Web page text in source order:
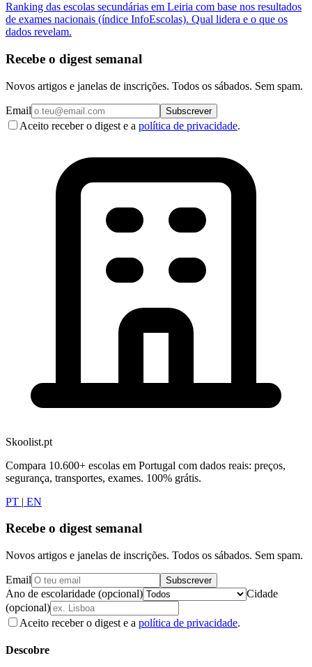
Ranking das escolas secundárias em Leiria com base nos resultados
de exames nacionais (índice InfoEscolas). Qual lidera e o que os
dados revelam.
Recebe o digest semanal
Novos artigos e janelas de inscrições. Todos os sábados. Sem spam.
Email Subscrever
Aceito receber o digest e a política de privacidade.
Skoolist.pt
Compara 10.600+ escolas em Portugal com dados reais: preços,
segurança, transportes, exames. 100% grátis.
PT | EN
Recebe o digest semanal
Novos artigos e janelas de inscrições. Todos os sábados. Sem spam.
Email Subscrever
Ano de escolaridade (opcional)
Cidade
(opcional)
Aceito receber o digest e a política de privacidade.
Descobre